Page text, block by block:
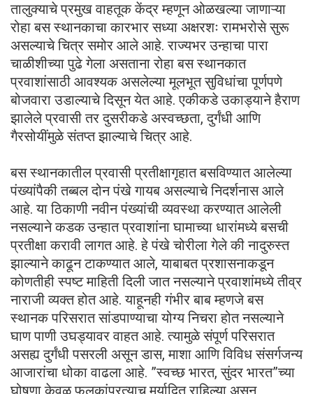
तालुक्याचे प्रमुख वाहतूक केंद्र म्हणून ओळखल्या जाणाऱ्या
रोहा बस स्थानकाचा कारभार सध्या अक्षरशः रामभरोसे सुरू
असल्याचे चित्र समोर आले आहे. राज्यभर उन्हाचा पारा
चाळीशीच्या पुढे गेला असताना रोहा बस स्थानकात
प्रवाशांसाठी आवश्यक असलेल्या मूलभूत सुविधांचा पूर्णपणे
बोजवारा उडाल्याचे दिसून येत आहे. एकीकडे उकाड्याने हैराण
झालेले प्रवासी तर दुसरीकडे अस्वच्छता, दुर्गंधी आणि
गैरसोयींमुळे संतप्त झाल्याचे चित्र आहे.
बस स्थानकातील प्रवासी प्रतीक्षागृहात बसविण्यात आलेल्या
पंख्यांपैकी तब्बल दोन पंखे गायब असल्याचे निदर्शनास आले
आहे. या ठिकाणी नवीन पंख्यांची व्यवस्था करण्यात आलेली
नसल्याने कडक उन्हात प्रवाशांना घामाच्या धारांमध्ये बसची
प्रतीक्षा करावी लागत आहे. हे पंखे चोरीला गेले की नादुरुस्त
झाल्याने काढून टाकण्यात आले, याबाबत प्रशासनाकडून
कोणतीही स्पष्ट माहिती दिली जात नसल्याने प्रवाशांमध्ये तीव्र
नाराजी व्यक्त होत आहे. याहूनही गंभीर बाब म्हणजे बस
स्थानक परिसरात सांडपाण्याचा योग्य निचरा होत नसल्याने
घाण पाणी उघड्यावर वाहत आहे. त्यामुळे संपूर्ण परिसरात
असह्य दुर्गंधी पसरली असून डास, माशा आणि विविध संसर्गजन्य
आजारांचा धोका वाढला आहे. ”स्वच्छ भारत, सुंदर भारत”च्या
घोषणा केवळ फलकांपुरत्याच मर्यादित राहिल्या असून